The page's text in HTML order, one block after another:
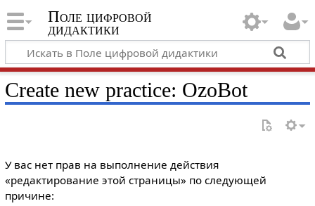
Поле цифровой
дидактики
Create new practice: OzoBot
У вас нет прав на выполнение действия
«редактирование этой страницы» по следующей
причине: